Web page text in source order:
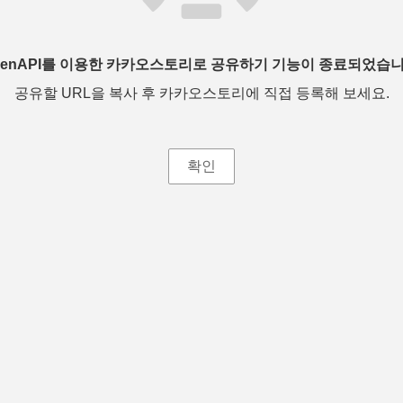
를 이용한 카카오스토리로 공유하기 기능이 종료되었습
공유할 URL을 복사 후 카카오스토리에 직접 등록해 보세요.
확인